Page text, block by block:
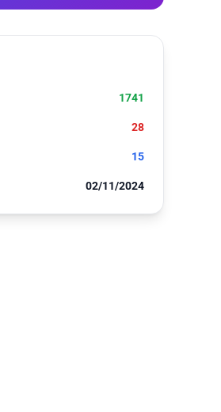
1741
28
15
02/11/2024